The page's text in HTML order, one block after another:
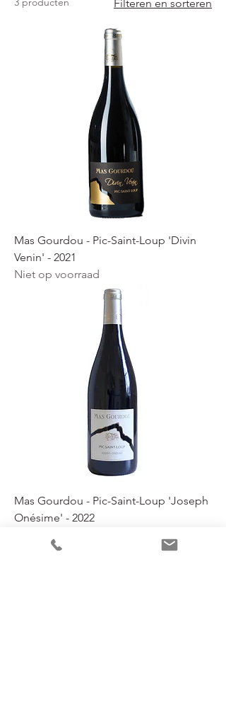
Filteren en sorteren
Mas Gourdou - Pic-Saint-Loup 'Divin
Venin' - 2021
Niet op voorraad
Mas Gourdou - Pic-Saint-Loup 'Joseph
Onésime' - 2022